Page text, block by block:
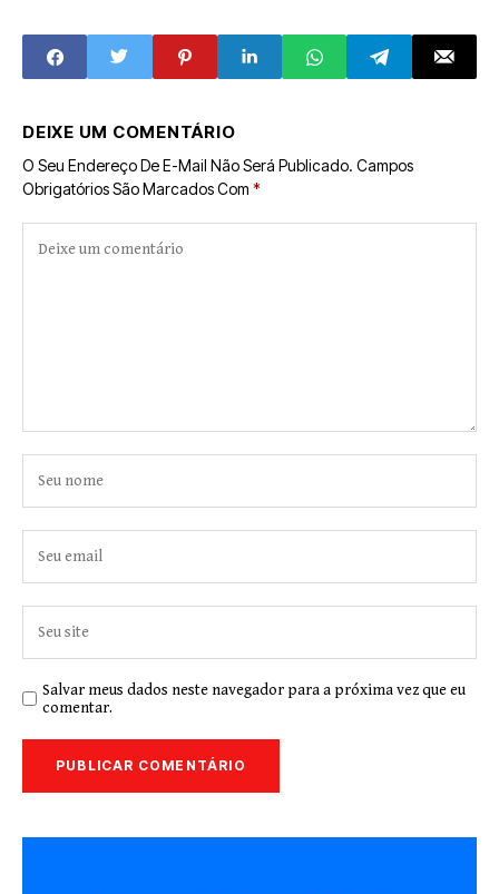
DEIXE UM COMENTÁRIO
O Seu Endereço De E-Mail Não Será Publicado. Campos
Obrigatórios São Marcados Com *
Salvar meus dados neste navegador para a próxima vez que eu
comentar.